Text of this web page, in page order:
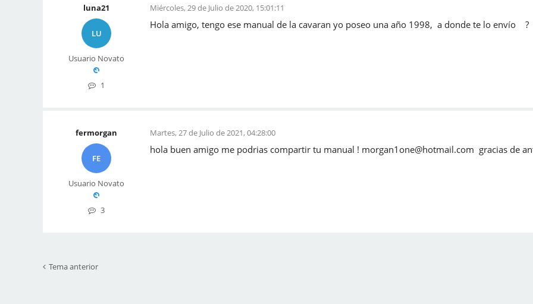
luna21
LU
Usuario Novato
1
Miércoles, 29 de Julio de 2020, 15:01:11
Hola amigo, tengo ese manual de la cavaran yo poseo una año 1998, a donde te lo envío ?
fermorgan
FE
Usuario Novato
3
Martes, 27 de Julio de 2021, 04:28:00
hola buen amigo me podrias compartir tu manual ! morgan1one@hotmail.com gracias de
Tema anterior